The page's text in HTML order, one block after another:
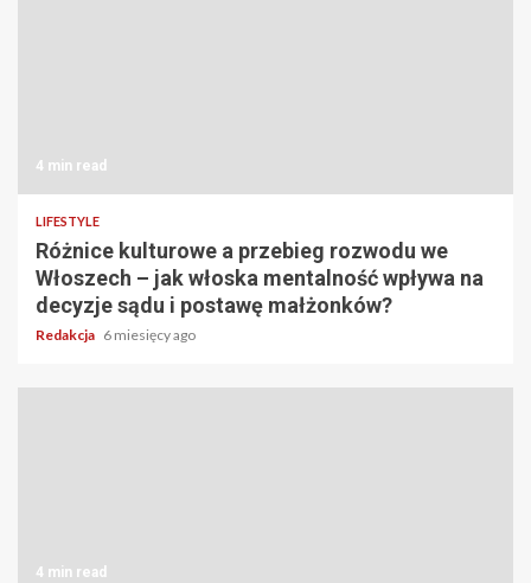
4 min read
LIFESTYLE
Różnice kulturowe a przebieg rozwodu we
Włoszech – jak włoska mentalność wpływa na
decyzje sądu i postawę małżonków?
Redakcja 6 miesięcy ago
4 min read